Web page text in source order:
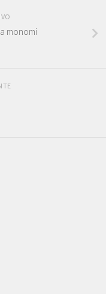
monomi